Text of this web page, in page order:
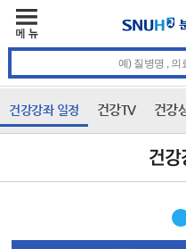
건강강좌 일정 건강TV 건강
건강